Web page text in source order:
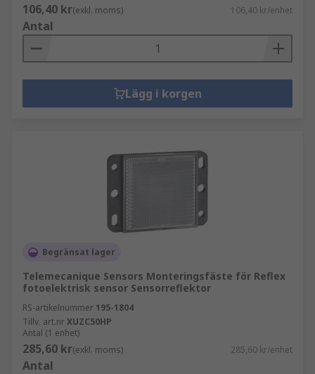
106,40 kr(exkl. moms) 106,40 kr/enhet
Antal
Lägg i korgen
Begränsat lager
Telemecanique Sensors Monteringsfäste för Reflex
fotoelektrisk sensor Sensorreflektor
RS-artikelnummer 195-1804
Tillv. art.nrXUZC50HP
Antal (1 enhet)
285,60 kr(exkl. moms) 285,60 kr/enhet
Antal